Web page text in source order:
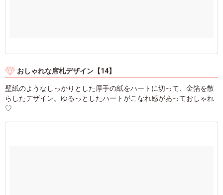
おしゃれな席札デザイン【14】
壁紙のようなしっかりとした厚手の紙をハートに切って、金箔を散
らしたデザイン。ゆるっとしたハートがこなれ感があっておしゃれ
♡